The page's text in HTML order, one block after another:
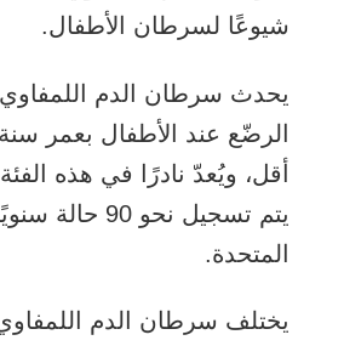
شيوعًا لسرطان الأطفال.
يحدث سرطان الدم اللمفاوي
الرضّع عند الأطفال بعمر
أقل، ويُعدّ نادرًا في هذه
يتم تسجيل نحو
المتحدة.
يختلف سرطان الدم